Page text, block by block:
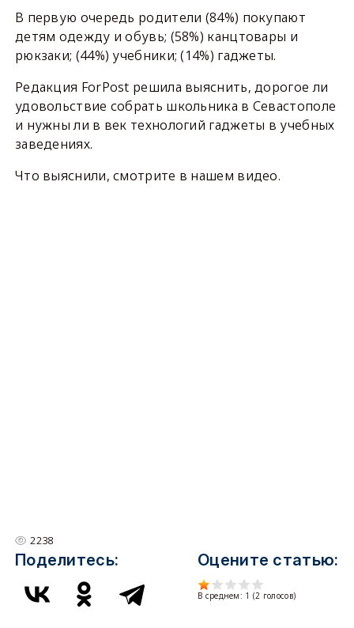
В первую очередь родители (84%) покупают
детям одежду и обувь; (58%) канцтовары и
рюкзаки; (44%) учебники; (14%) гаджеты.
Редакция ForPost решила выяснить, дорогое ли
удовольствие собрать школьника в Севастополе
и нужны ли в век технологий гаджеты в учебных
заведениях.
Что выяснили, смотрите в нашем видео.
2238
Поделитесь: Оцените статью:
В среднем: 1 (2 голосов)